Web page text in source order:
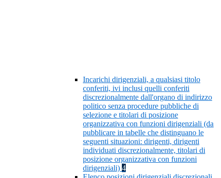
Incarichi dirigenziali, a qualsiasi titolo
conferiti, ivi inclusi quelli conferiti
discrezionalmente dall'organo di indirizzo
politico senza procedure pubbliche di
selezione e titolari di posizione
organizzativa con funzioni dirigenziali (da
pubblicare in tabelle che distinguano le
seguenti situazioni: dirigenti, dirigenti
individuati discrezionalmente, titolari di
posizione organizzativa con funzioni
dirigenziali) 4